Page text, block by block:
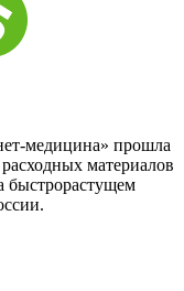
медицина» прошла
материалов
быстрорастущем